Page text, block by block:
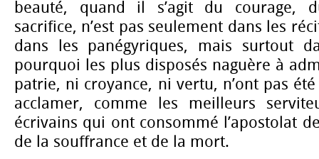
beauté, quand il s’agit du courage,
sacrifice, n’est pas seulement dans les
dans les panégyriques, mais surtout
pourquoi les plus disposés naguère à
patrie, ni croyance, ni vertu, n’ont pas
acclamer, comme les meilleurs
écrivains qui ont consommé l’apostolat
de la souffrance et de la mort.